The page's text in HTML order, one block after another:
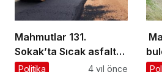
Mahmutlar 131.
Sokak’ta Sıcak asfalt
çalışması
Politika 4 yıl önce